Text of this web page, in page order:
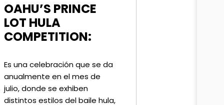
OAHU’S PRINCE
LOT HULA
COMPETITION:
Es una celebración que se da
anualmente en el mes de
julio, donde se exhiben
distintos estilos del baile hula,